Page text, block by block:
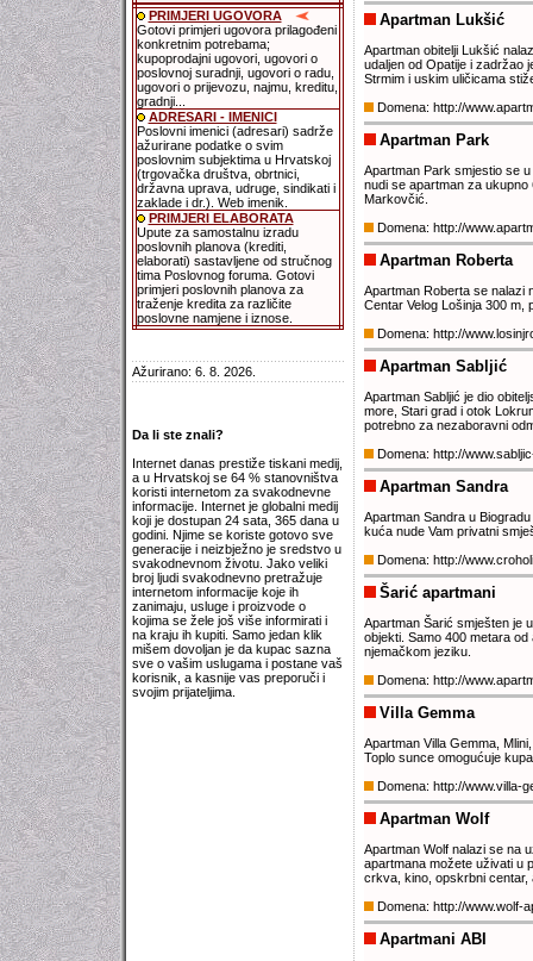
PRIMJERI UGOVORA
Gotovi primjeri ugovora prilagođeni
konkretnim potrebama;
kupoprodajni ugovori, ugovori o
poslovnoj suradnji, ugovori o radu,
ugovori o prijevozu, najmu, kreditu,
gradnji...
ADRESARI - IMENICI
Poslovni imenici (adresari) sadrže
ažurirane podatke o svim
poslovnim subjektima u Hrvatskoj
(trgovačka društva, obrtnici,
državna uprava, udruge, sindikati i
zaklade i dr.). Web imenik.
PRIMJERI ELABORATA
Upute za samostalnu izradu
poslovnih planova (krediti,
elaborati) sastavljene od stručnog
tima Poslovnog foruma. Gotovi
primjeri poslovnih planova za
traženje kredita za različite
poslovne namjene i iznose.
Ažurirano: 6. 8. 2026.
Da li ste znali?
Internet danas prestiže tiskani medij,
a u Hrvatskoj se 64 % stanovništva
koristi internetom za svakodnevne
informacije. Internet je globalni medij
koji je dostupan 24 sata, 365 dana u
godini. Njime se koriste gotovo sve
generacije i neizbježno je sredstvo u
svakodnevnom životu. Jako veliki
broj ljudi svakodnevno pretražuje
internetom informacije koje ih
zanimaju, usluge i proizvode o
kojima se žele još više informirati i
na kraju ih kupiti. Samo jedan klik
mišem dovoljan je da kupac sazna
sve o vašim uslugama i postane vaš
korisnik, a kasnije vas preporuči i
svojim prijateljima.
Apartman Lukšić
Apartman obitelji Lukšić
udaljen od Opatije i zadržao
Strmim i uskim uličicama
Domena: http://
Apartman Park
Apartman Park smjestio se
nudi se apartman za
Markovčić.
Domena: http://
Apartman Roberta
Apartman Roberta se nalazi
Centar Velog Lošinja 300 m,
Domena: http://
Apartman Sabljić
Apartman Sabljić je dio
more, Stari grad i otok
potrebno za nezaboravni
Domena: http://
Apartman Sandra
Apartman Sandra u
kuća nude Vam privatni
Domena: http://
Šarić apartmani
Apartman Šarić smješten je
objekti. Samo 400 metara
njemačkom jeziku.
Domena: http://
Villa Gemma
Apartman Villa Gemma,
Toplo sunce omogućuje
Domena: http://www.villa-
Apartman Wolf
Apartman Wolf nalazi se na
apartmana možete uživati u
crkva, kino, opskrbni centar,
Domena: http://www.wolf-
Apartmani ABI